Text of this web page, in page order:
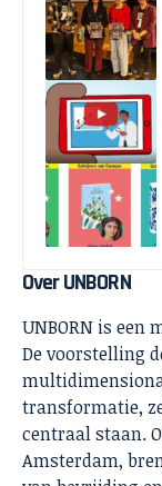
Over UNBORN
UNBORN is
De voorstelling
transformatie,
centraal staan.
Amsterdam,